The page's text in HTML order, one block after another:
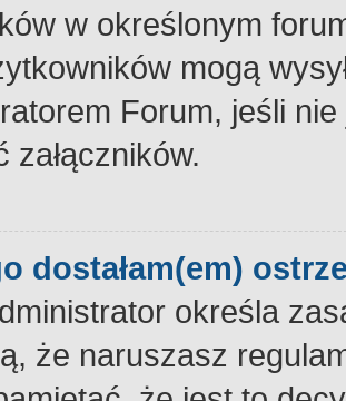
w określonym
mogą
Forum, jeśli
załączników.
dostałam(em)
określa
że naruszasz